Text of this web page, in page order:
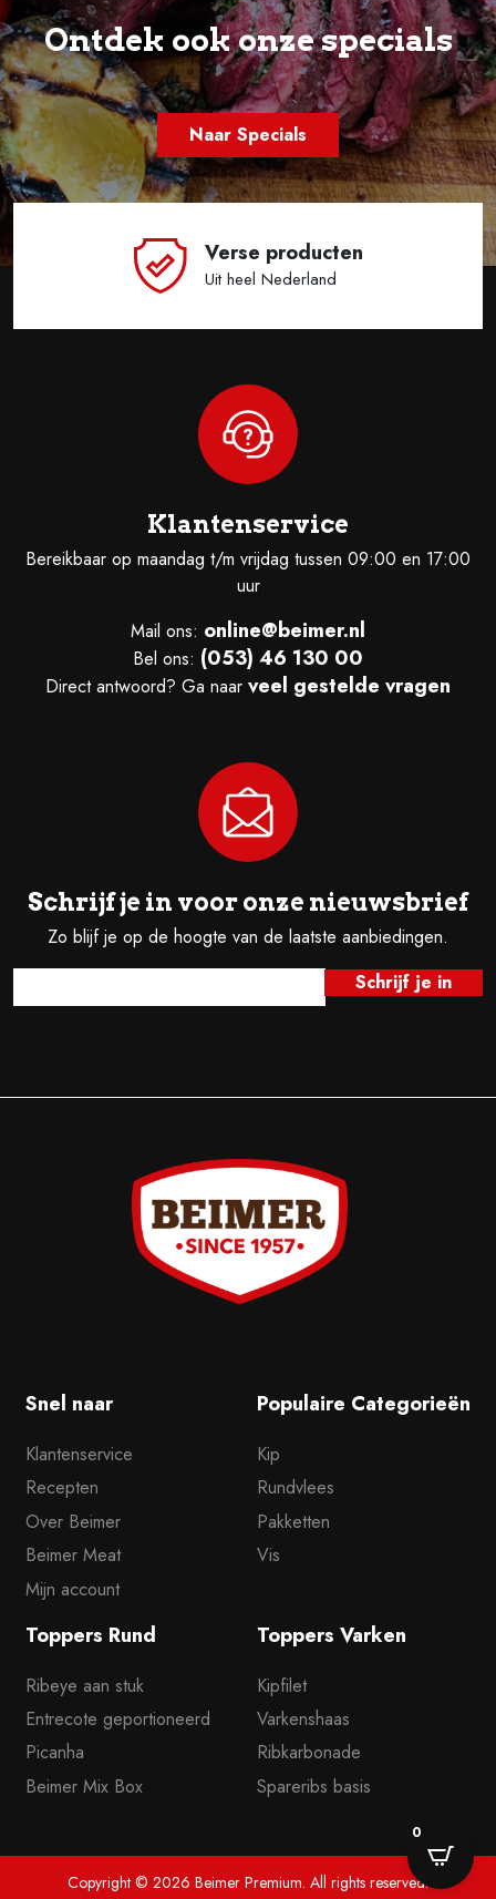
Ontdek ook onze specials
Naar Specials
producten Eerlijke
Klantenservice
Bereikbaar op maandag t/m vrijdag tussen 09:00 en 17:00
uur
Mail ons: online@beimer.nl
Bel ons: (053) 46 130 00
Direct antwoord? Ga naar veel gestelde vragen
Schrijf je in voor onze nieuwsbrief
Zo blijf je op de hoogte van de laatste aanbiedingen.
Snel naar
Klantenservice
Recepten
Over Beimer
Beimer Meat
Mijn account
Populaire Categorieën
Kip
Rundvlees
Pakketten
Vis
Toppers Rund
Ribeye aan stuk
Entrecote geportioneerd
Picanha
Beimer Mix Box
Toppers Varken
Kipfilet
Varkenshaas
Ribkarbonade
Spareribs basis
Copyright © 2026 Beimer Premium. All rights reserved.
0